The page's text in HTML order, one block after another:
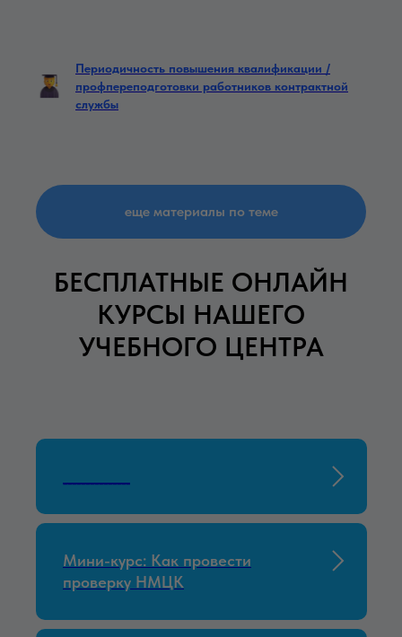
Периодичность повышения квалификации /
профпереподготовки работников контрактной
службы
еще материалы по теме
БЕСПЛАТНЫЕ ОНЛАЙН
КУРСЫ НАШЕГО
УЧЕБНОГО ЦЕНТРА
Мини-курс: Как провести
проверку НМЦК